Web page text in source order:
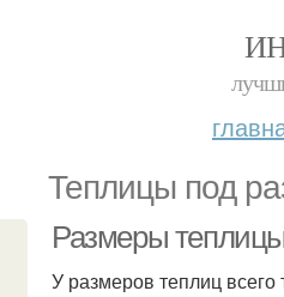
Теплицы под
Размеры
У размеров теплиц